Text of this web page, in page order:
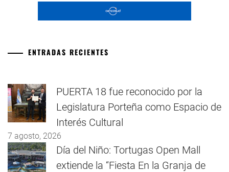
ENTRADAS RECIENTES
PUERTA 18 fue reconocido por la
Legislatura Porteña como Espacio de
Interés Cultural
7 agosto, 2026
Día del Niño: Tortugas Open Mall
extiende la “Fiesta En la Granja de